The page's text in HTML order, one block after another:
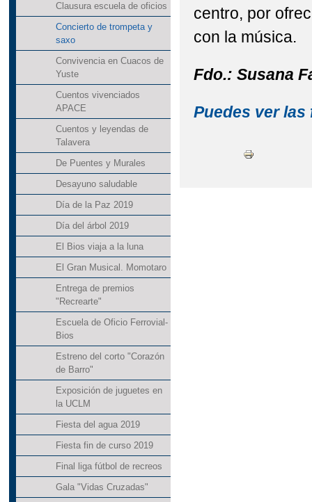
Clausura escuela de oficios
Concierto de trompeta y
saxo
Convivencia en Cuacos de
Yuste
Cuentos vivenciados
APACE
Cuentos y leyendas de
Talavera
De Puentes y Murales
Desayuno saludable
Día de la Paz 2019
Día del árbol 2019
El Bios viaja a la luna
El Gran Musical. Momotaro
Entrega de premios
"Recrearte"
Escuela de Oficio Ferrovial-
Bios
Estreno del corto "Corazón
de Barro"
Exposición de juguetes en
la UCLM
Fiesta del agua 2019
Fiesta fin de curso 2019
Final liga fútbol de recreos
Gala "Vidas Cruzadas"
centro, por
con la música.
Fdo.: Susana
Puedes ver